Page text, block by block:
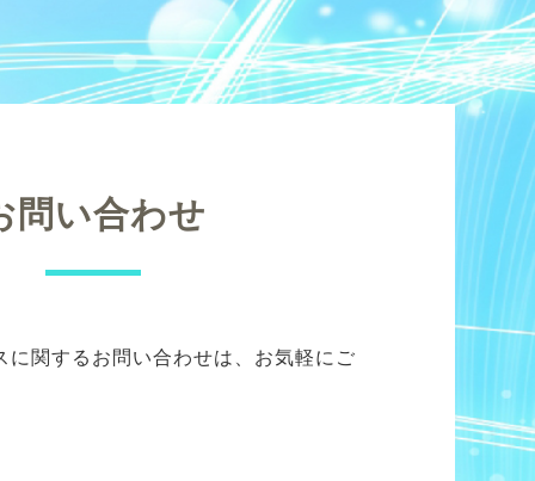
問い合わせ
に関するお問い合わせは、お気軽にご